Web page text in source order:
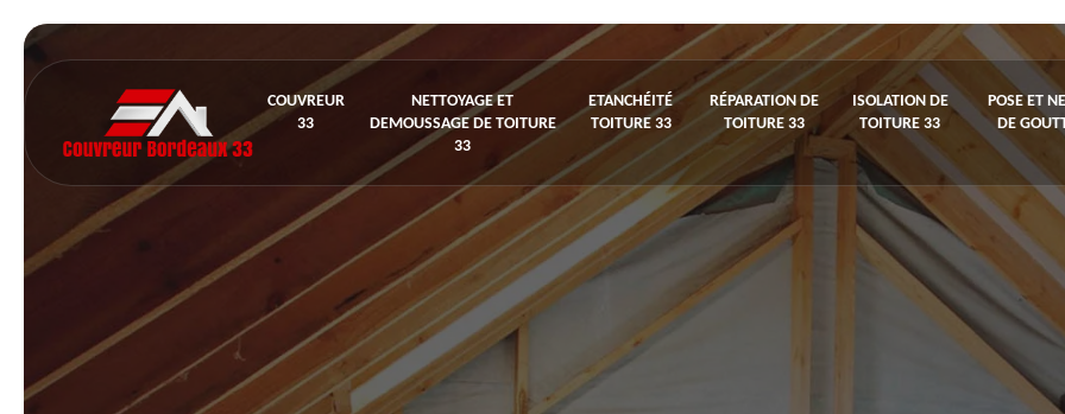
COUVREUR
33
NETTOYAGE ET
DEMOUSSAGE DE TOITURE
33
ETANCHÉITÉ
TOITURE 33
RÉPARATION DE
TOITURE 33
ISOLATION DE
TOITURE 33
POSE ET
DE